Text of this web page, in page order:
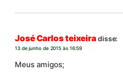
José Carlos teixeiradisse:
13 de junho de 2015 às 16:59
Meus amigos;